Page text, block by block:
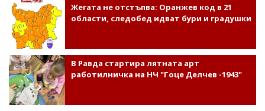
Жегата не отстъпва: Оранжев код в 21
области, следобед идват бури и градушки
В Равда стартира лятната арт
работилничка на НЧ "Гоце Делчев -1943"